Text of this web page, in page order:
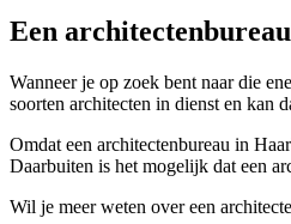
Een
Wanneer je op zoek bent naar die
soorten architecten in dienst en kan
Omdat een architectenbureau in
Daarbuiten is het mogelijk dat een
Wil je meer weten over een